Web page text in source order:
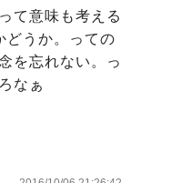
て意味も考える
どうか。っての
を忘れない。っ
なぁ